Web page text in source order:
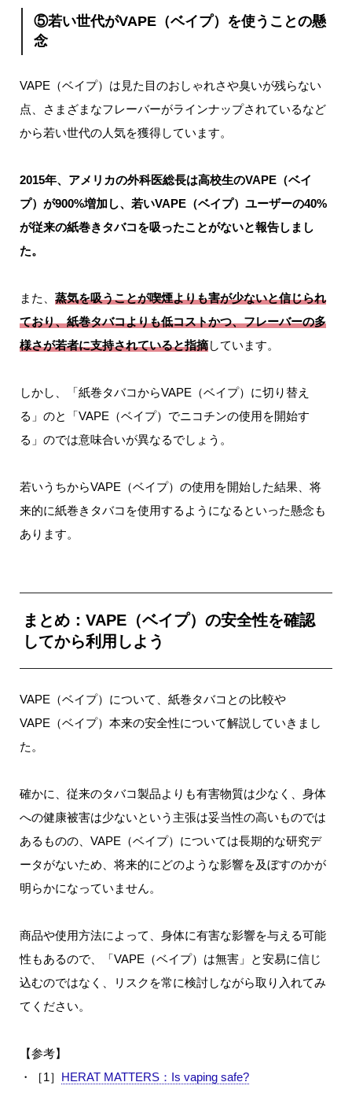
⑤若い世代がVAPE（ベイプ）を使うことの懸
念
VAPE（ベイプ）は見た目のおしゃれさや臭いが残らない
点、さまざまなフレーバーがラインナップされているなど
から若い世代の人気を獲得しています。
2015年、アメリカの外科医総長は高校生のVAPE（ベイ
プ）が900%増加し、若いVAPE（ベイプ）ユーザーの40%
が従来の紙巻きタバコを吸ったことがないと報告しまし
た。
また、 蒸気を吸うことが喫煙よりも害が少ないと信じられ
ており、紙巻タバコよりも低コストかつ、フレーバーの多
様さが若者に支持されていると指摘しています。
しかし、「紙巻タバコからVAPE（ベイプ）に切り替え
る」のと「VAPE（ベイプ）でニコチンの使用を開始す
る」のでは意味合いが異なるでしょう。
若いうちからVAPE（ベイプ）の使用を開始した結果、将
来的に紙巻きタバコを使用するようになるといった懸念も
あります。
まとめ：VAPE（ベイプ）の安全性を確認
してから利用しよう
VAPE（ベイプ）について、紙巻タバコとの比較や
VAPE（ベイプ）本来の安全性について解説していきまし
た。
確かに、従来のタバコ製品よりも有害物質は少なく、身体
への健康被害は少ないという主張は妥当性の高いものでは
あるものの、VAPE（ベイプ）については長期的な研究デ
ータがないため、将来的にどのような影響を及ぼすのかが
明らかになっていません。
商品や使用方法によって、身体に有害な影響を与える可能
性もあるので、「VAPE（ベイプ）は無害」と安易に信じ
込むのではなく、リスクを常に検討しながら取り入れてみ
てください。
【参考】
・［1］ HERAT MATTERS：Is vaping safe?